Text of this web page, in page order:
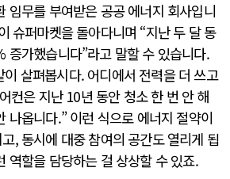
임무를 부여받은 공공 에너지 회사입니
슈퍼마켓을 돌아다니며 “지난 두 달 동
증가했습니다”라고 말할 수 있습니다.
살펴봅시다. 어디에서 전력을 더 쓰고
컨은 지난 10년 동안 청소 한 번 안 해
나옵니다.” 이런 식으로 에너지 절약이
, 동시에 대중 참여의 공간도 열리게 됩
역할을 담당하는 걸 상상할 수 있죠.